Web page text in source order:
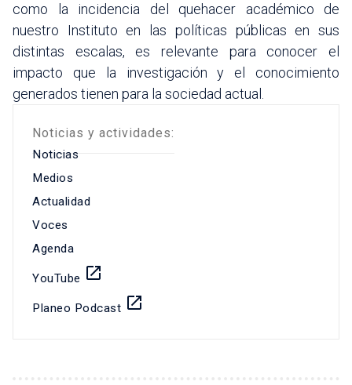
como la incidencia del quehacer académico de
nuestro Instituto en las políticas públicas en sus
distintas escalas, es relevante para conocer el
impacto que la investigación y el conocimiento
generados tienen para la sociedad actual.
Noticias y actividades:
Noticias
Medios
Actualidad
Voces
Agenda
YouTube launch
Planeo Podcast launch